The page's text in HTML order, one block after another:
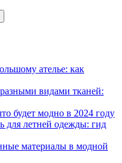
ателье: как
видами тканей:
будет модно в 2024 году
для летней одежды: гид
материалы в модной